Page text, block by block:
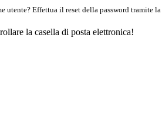
utente? Effettua il reset della password tramite la
la casella di posta elettronica!